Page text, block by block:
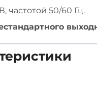
частотой 50/60 Гц.